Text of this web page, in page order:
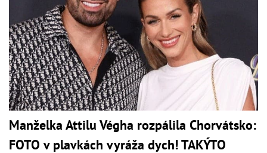
Manželka Attilu Végha rozpálila Chorvátsko:
FOTO v plavkách vyráža dych! TAKÝTO